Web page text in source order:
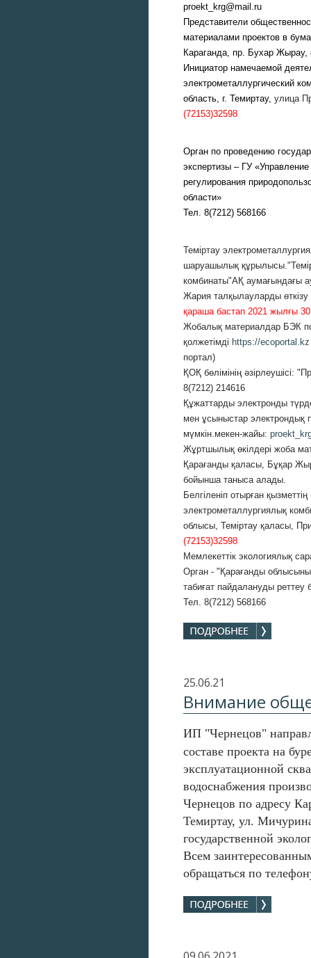
proekt krg@mail.ru
Представители
материалами проектов в
Караганда, пр. Бухар Жырау,
Инициатор намечаемой
электрометаллургический
область, г. Темиртау, улица
(72153)32598
Орган по проведению
экспертизы – ГУ
регулирования
области»
Тел. 8(7212) 568166
Теміртау
шаруашылық
комбинаты"АҚ аумағындағы
Жария талқылауларды өткізу
қараша бастап 2021 жылғы 30
Жобалық материалдар БЭК
қолжетімді https://ecoportal.kz
портал)
ҚОҚ бөлімінің әзірлеушісі:
8(7212) 214616
Құжаттарды электронды
мен ұсыныстар электрондық
мүмкін.мекен-жайы:
Жұртшылық өкілдері жоба
Қарағанды қаласы, Бұқар
бойынша таныса алады.
Белгіленіп отырған
электрометаллургиялық
облысы, Теміртау қаласы,
(72153)32598
Мемлекеттік экологиялық
Орган - "Қарағанды
табиғат пайдалануды
Тел. 8(7212) 568166
25.06.21
Внимание
ИП "Чернецов"
составе проекта на
эксплуатационной
водоснабжения
Чернецов по адресу
Темиртау, ул.
государственной
Всем
обращаться по